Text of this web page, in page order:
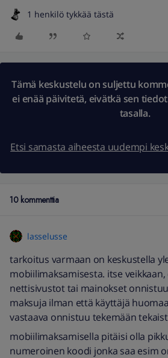
1 henkilö tykkää tästä
Tämä keskustelu on suljettu
ei enää päivitetä, eivätkä sen
tasalla.
Etsi samasta aiheesta uudempi
10 kommenttia
lasselusse
tarkoitus varmaan on keskustella
mobiilimaksamisesta. itse
nettisivustot tai mainokset
maksuja ilman että käyttäjä
vastaava onnistuu tekemään
mobiilimaksamisella pitäisi olla
numeroinen koodi jonka saa esim